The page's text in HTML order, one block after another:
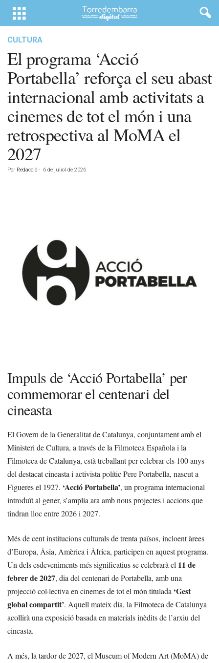
CULTURA
El programa ‘Acció
Portabella’ reforça el seu abast
internacional amb activitats a
cinemes de tot el món i una
retrospectiva al MoMA el
2027
Por Redacció - 6 de juliol de 2026
Impuls de ‘Acció Portabella’ per
commemorar el centenari del
cineasta
El Govern de la Generalitat de Catalunya, conjuntament amb el
Ministeri de Cultura, a través de la Filmoteca Española i la
Filmoteca de Catalunya, està treballant per celebrar els 100 anys
del destacat cineasta i activista polític Pere Portabella, nascut a
Figueres el 1927. ‘Acció Portabella’, un programa internacional
introduït al gener, s’amplia ara amb nous projectes i accions que
tindran lloc entre 2026 i 2027.
Més de cent institucions culturals de trenta països, incloent àrees
d’Europa, Àsia, Amèrica i Àfrica, participen en aquest programa.
Un dels esdeveniments més significatius se celebrarà el 11 de
febrer de 2027, dia del centenari de Portabella, amb una
projecció col·lectiva en cinemes de tot el món titulada ‘Gest
global compartit’. Aquell mateix dia, la Filmoteca de Catalunya
acollirà una exposició basada en materials inèdits de l’arxiu del
cineasta.
A més, la tardor de 2027, el Museum of Modern Art (MoMA) de